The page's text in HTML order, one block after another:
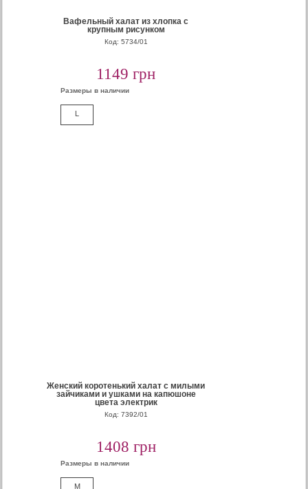
Вафельный халат из хлопка с
крупным рисунком
Код: 5734/01
1149 грн
Размеры в наличии
L
Женский коротенький халат с милыми
зайчиками и ушками на капюшоне
цвета электрик
Код: 7392/01
1408 грн
Размеры в наличии
M